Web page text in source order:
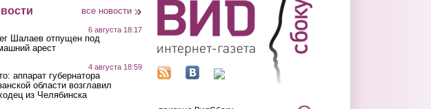
все новости
6 августа 18:17
Шалаев отпущен под
арест
4 августа 18:59
аппарат губернатора
области возглавил
из Челябинска